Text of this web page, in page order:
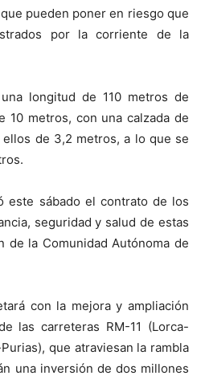
pueden poner en riesgo que
por la corriente de la
longitud de 110 metros de
10 metros, con una calzada de
de 3,2 metros, a lo que se
este sábado el contrato de los
seguridad y salud de estas
de la Comunidad Autónoma de
con la mejora y ampliación
las carreteras RM-11 (Lorca-
que atraviesan la rambla
una inversión de dos millones